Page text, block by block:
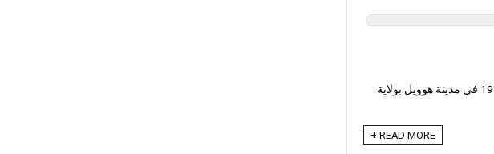
جان بريت هي كاتبة ورسامة أمريكية مشهورة بكتبها الخيالية للأطفال. ولدت في 1949 في مدينة هوويل بولاية
READ MORE +